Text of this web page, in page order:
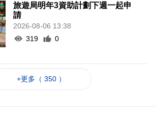
旅遊局明年3資助計劃下週一起申
請
2026-08-06 13:38
319
0
+更多（ 350 ）